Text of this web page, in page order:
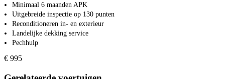
Minimaal 6 maanden APK
Uitgebreide inspectie op 130 punten
Reconditioneren in- en exterieur
Landelijke dekking service
Pechhulp
€ 995